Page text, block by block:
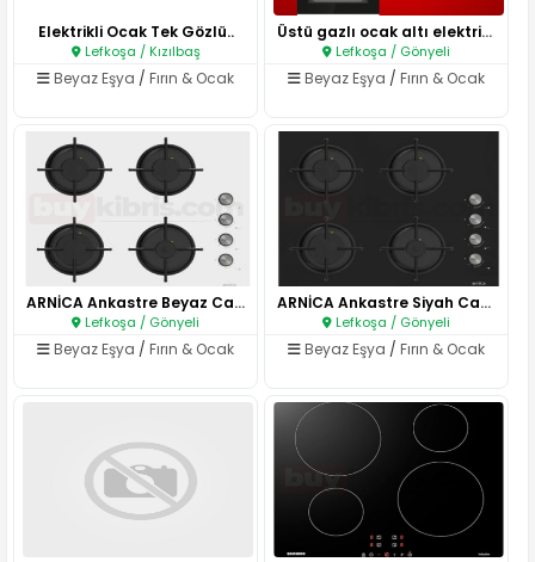
Elektrikli Ocak Tek Gözlü..
Lefkoşa / Kızılbaş
Beyaz Eşya / Fırın & Ocak
Üstü gazlı ocak altı elektrikl..
Lefkoşa / Gönyeli
Beyaz Eşya /Fırın & Ocak
ARNİCA Ankastre Beyaz Cam Ocak..
Lefkoşa / Gönyeli
Beyaz Eşya / Fırın & Ocak
ARNİCA Ankastre Siyah Cam Ocak..
Lefkoşa / Gönyeli
Beyaz Eşya /Fırın & Ocak